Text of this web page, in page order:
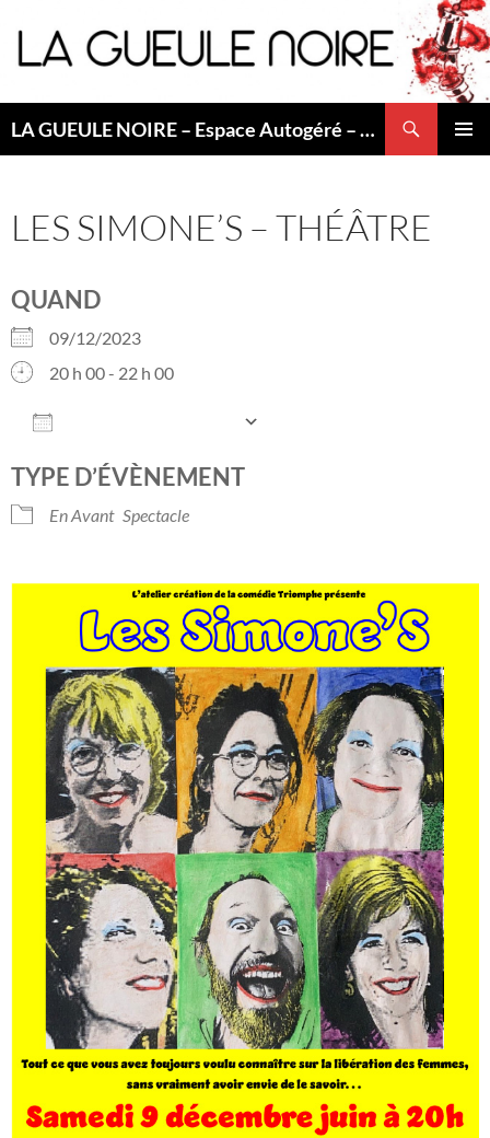
au
contenu
LA GUEULE NOIRE – Espace Autogéré – Saint Etienne
LES SIMONE’S – THÉÂTRE
QUAND
09/12/2023
20 h 00 - 22 h 00
TYPE D’ÉVÈNEMENT
En Avant Spectacle